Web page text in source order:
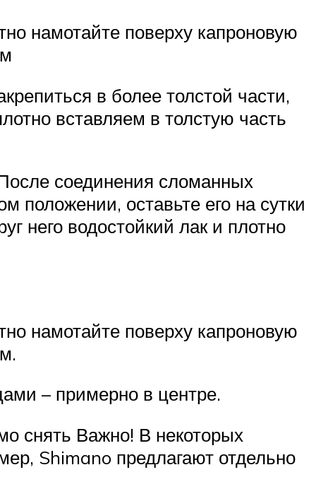
намотайте поверху капроновую
в более толстой части,
вставляем в толстую часть
соединения сломанных
положении, оставьте его на сутки
него водостойкий лак и плотно
намотайте поверху капроновую
– примерно в центре.
снять Важно! В некоторых
Shimano предлагают отдельно